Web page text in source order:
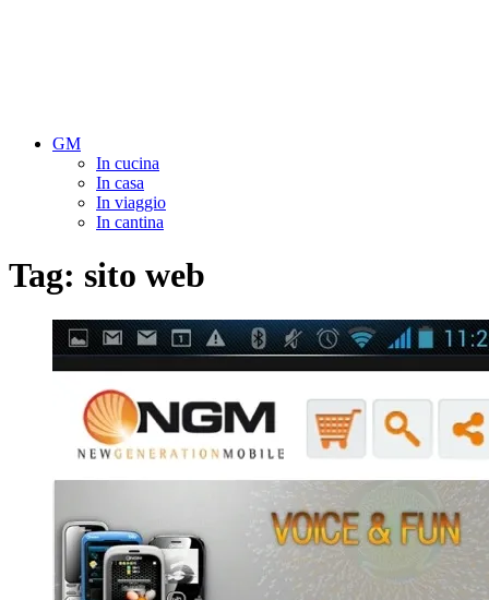
GM
In cucina
In casa
In viaggio
In cantina
Tag: sito web